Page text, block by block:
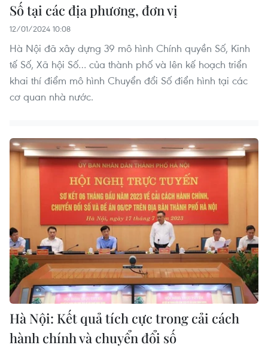
Số tại các địa phương, đơn vị
12/01/2024 10:08
Hà Nội đã xây dựng 39 mô hình Chính quyền Số, Kinh
tế Số, Xã hội Số… của thành phố và lên kế hoạch triển
khai thí điểm mô hình Chuyển đổi Số điển hình tại các
cơ quan nhà nước.
Hà Nội: Kết quả tích cực trong cải cách
hành chính và chuyển đổi số